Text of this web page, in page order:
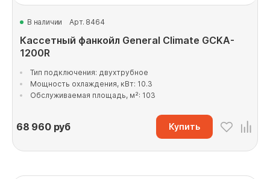
В наличии Арт. 8464
Кассетный фанкойл General Climate GCKA-
1200R
Тип подключения: двухтрубное
Мощность охлаждения, кВт: 10.3
Обслуживаемая площадь, м²: 103
68 960руб Купить